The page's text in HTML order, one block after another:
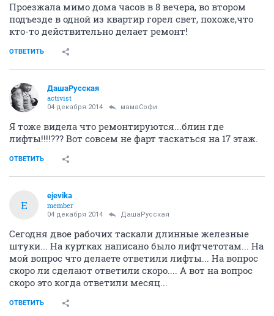
Проезжала мимо дома часов в 8 вечера, во втором
подъезде в одной из квартир горел свет, похоже,что
кто-то действительно делает ремонт!
ОТВЕТИТЬ
ДашаРусская
activist
04 декабря 2014 мамаСофи
Я тоже видела что ремонтируются...блин где
лифты!!!!??? Вот совсем не фарт таскаться на 17 этаж.
ОТВЕТИТЬ
E
ejevika
member
04 декабря 2014 ДашаРусская
Сегодня двое рабочих таскали длинные железные
штуки... На куртках написано было лифтчетотам... На
мой вопрос что делаете ответили лифты... На вопрос
скоро ли сделают ответили скоро.... А вот на вопрос
скоро это когда ответили месяц...
ОТВЕТИТЬ